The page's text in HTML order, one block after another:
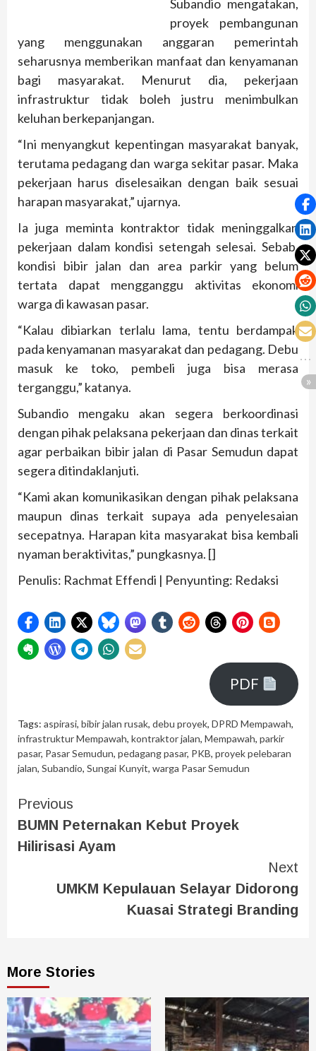
Subandio mengatakan,
proyek pembangunan
yang menggunakan anggaran pemerintah
seharusnya memberikan manfaat dan kenyamanan
bagi masyarakat. Menurut dia, pekerjaan
infrastruktur tidak boleh justru menimbulkan
keluhan berkepanjangan.
“Ini menyangkut kepentingan masyarakat banyak,
terutama pedagang dan warga sekitar pasar. Maka
pekerjaan harus diselesaikan dengan baik sesuai
harapan masyarakat,” ujarnya.
Ia juga meminta kontraktor tidak meninggalkan
pekerjaan dalam kondisi setengah selesai. Sebab,
kondisi bibir jalan dan area parkir yang belum
tertata dapat mengganggu aktivitas ekonomi
warga di kawasan pasar.
“Kalau dibiarkan terlalu lama, tentu berdampak
pada kenyamanan masyarakat dan pedagang. Debu
masuk ke toko, pembeli juga bisa merasa
terganggu,” katanya.
Subandio mengaku akan segera berkoordinasi
dengan pihak pelaksana pekerjaan dan dinas terkait
agar perbaikan bibir jalan di Pasar Semudun dapat
segera ditindaklanjuti.
“Kami akan komunikasikan dengan pihak pelaksana
maupun dinas terkait supaya ada penyelesaian
secepatnya. Harapan kita masyarakat bisa kembali
nyaman beraktivitas,” pungkasnya. []
Penulis: Rachmat Effendi | Penyunting: Redaksi
PDF
Tags: aspirasi, bibir jalan rusak, debu proyek, DPRD Mempawah,
infrastruktur Mempawah, kontraktor jalan, Mempawah, parkir
pasar, Pasar Semudun, pedagang pasar, PKB, proyek pelebaran
jalan, Subandio, Sungai Kunyit, warga Pasar Semudun
Previous
BUMN Peternakan Kebut Proyek
Hilirisasi Ayam
Next
UMKM Kepulauan Selayar Didorong
Kuasai Strategi Branding
More Stories